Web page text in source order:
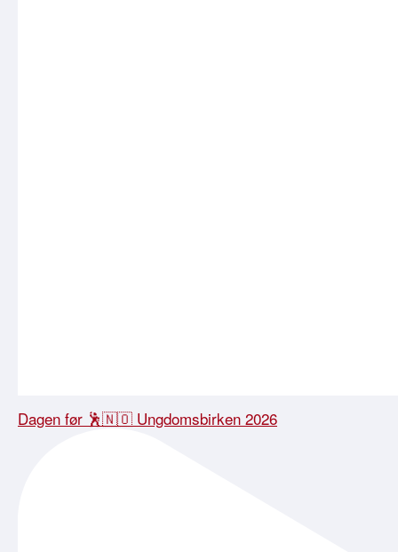
Dagen før 🕺🇳🇴 Ungdomsbirken 2026